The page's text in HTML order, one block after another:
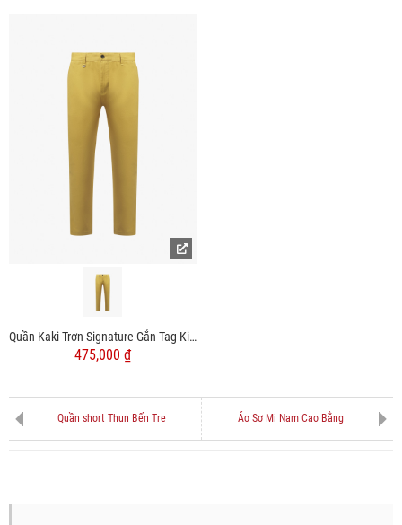
Quần Kaki Trơn Signature Gắn Tag Kim Loại Form Slimfit QK028 Màu Vàng
475,000 ₫
Quần short Thun Bến Tre Áo Sơ Mi Nam Cao Bằng